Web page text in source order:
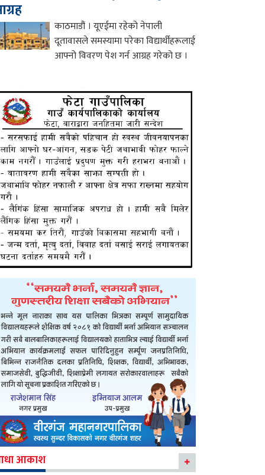
काठमाडौं । यूएईमा रहेको नेपाली
दूतावासले समस्यामा परेका विद्यार्थीहरूलाई
आफ्नो विवरण पेश गर्न आग्रह गरेको छ ।
आकाश